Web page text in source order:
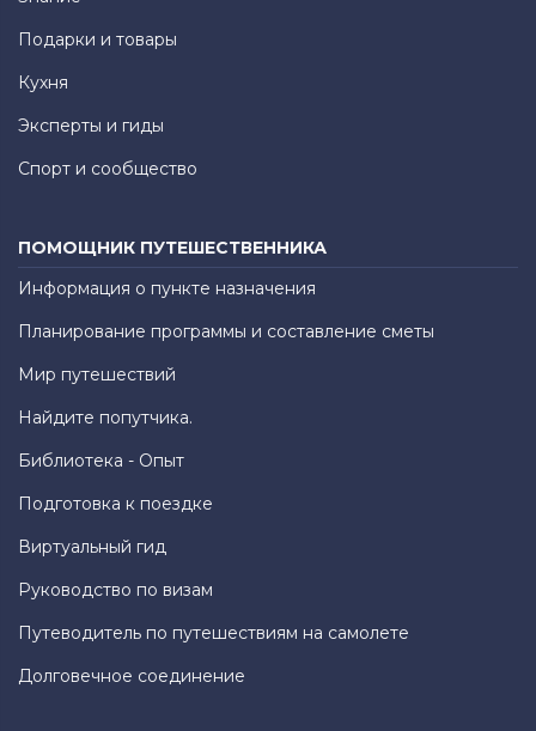
Подарки и товары
Кухня
Эксперты и гиды
Спорт и сообщество
ПОМОЩНИК ПУТЕШЕСТВЕННИКА
Информация о пункте назначения
Планирование программы и составление сметы
Мир путешествий
Найдите попутчика.
Библиотека - Опыт
Подготовка к поездке
Виртуальный гид
Руководство по визам
Путеводитель по путешествиям на самолете
Долговечное соединение